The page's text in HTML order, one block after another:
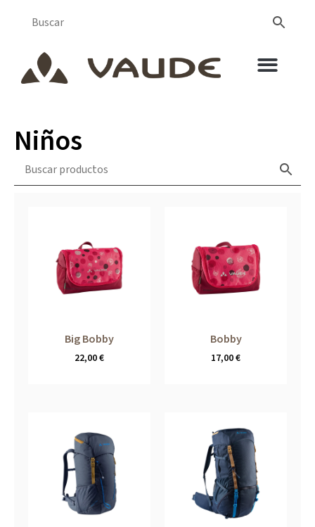
Niños
Big Bobby
22,00€
Bobby
17,00€